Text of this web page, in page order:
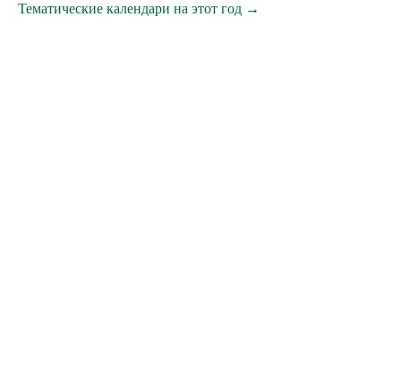
Тематические календари на этот год →